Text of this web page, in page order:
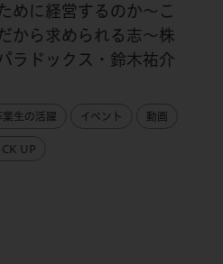
めに経営するのか～こ
から求められる志～株
ラドックス・鈴木祐介
業生の活躍 イベント 動画
UP